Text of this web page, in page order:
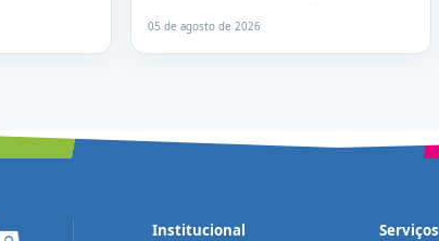
05 de agosto de 2026
Institucional Serviços